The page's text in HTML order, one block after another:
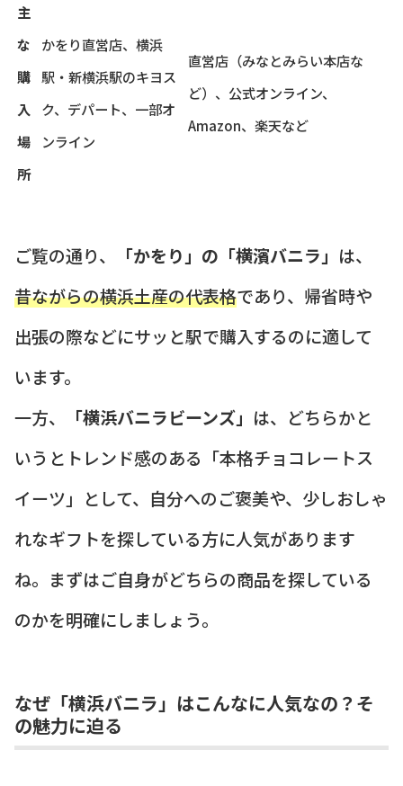
主
な
購
入
場
所
かをり直営店、横浜
駅・新横浜駅のキヨス
ク、デパート、一部オ
ンライン
直営店（みなとみらい本店な
ど）、公式オンライン、
Amazon、楽天など
ご覧の通り、 「かをり」の「横濱バニラ」 は、
昔ながらの横浜土産の代表格であり、帰省時や
出張の際などにサッと駅で購入するのに適して
います。
一方、
「横浜バニラビーンズ」 は、どちらかと
いうとトレンド感のある「本格チョコレートス
イーツ」として、自分へのご褒美や、少しおしゃ
れなギフトを探している方に人気があります
ね。まずはご自身がどちらの商品を探している
のかを明確にしましょう。
なぜ「横浜バニラ」はこんなに人気なの？そ
の魅力に迫る